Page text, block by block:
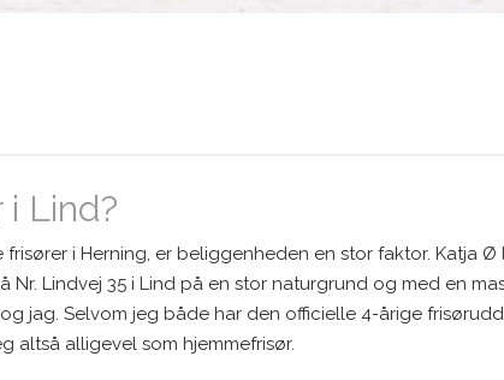
Lind?
i Herning, er beliggenheden en stor faktor. Katja
Nr. Lindvej 35 i Lind på en stor naturgrund og med en
jag. Selvom jeg både har den officielle 4-årige
altså alligevel som hjemmefrisør.